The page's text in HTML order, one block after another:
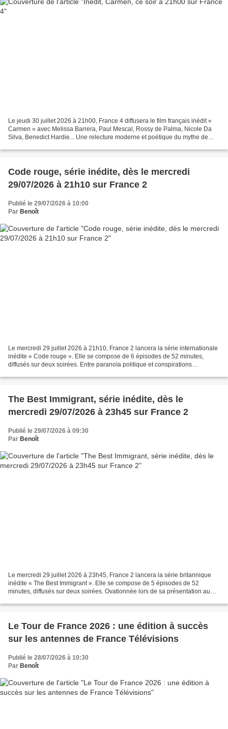
Le jeudi 30 juillet 2026 à 21h00, France 4 diffusera le film français inédit «
Carmen » avec Melissa Barrera, Paul Mescal, Rossy de Palma, Nicole Da
Silva, Benedict Hardie... Une relecture moderne et poétique du mythe de
Code rouge, série inédite, dès le mercredi
29/07/2026 à 21h10 sur France 2
Publié le 29/07/2026 à 10:00
Par Benoît
Le mercredi 29 juillet 2026 à 21h10, France 2 lancera la série internationale
inédite « Code rouge ». Elle se compose de 6 épisodes de 52 minutes,
diffusés sur deux soirées. Entre paranoïa politique et conspirations
The Best Immigrant, série inédite, dès le
mercredi 29/07/2026 à 23h45 sur France 2
Publié le 29/07/2026 à 09:30
Par Benoît
Le mercredi 29 juillet 2026 à 23h45, France 2 lancera la série britannique
inédite « The Best Immigrant ». Elle se compose de 5 épisodes de 52
minutes, diffusés sur deux soirées. Ovationnée lors de sa présentation au
Le Tour de France 2026 : une édition à succès
sur les antennes de France Télévisions
Publié le 28/07/2026 à 10:30
Par Benoît